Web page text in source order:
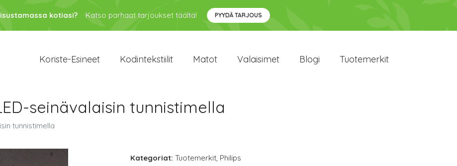
kotiasi? Katso parhaat tarjoukset täältä! PYYDÄ TARJOUS
Koriste-Esineet Kodintekstiilit Matot Valaisimet Blogi Tuotemerkit
seinävalaisin tunnistimella
tunnistimella
Kategoriat: Tuotemerkit, Philips